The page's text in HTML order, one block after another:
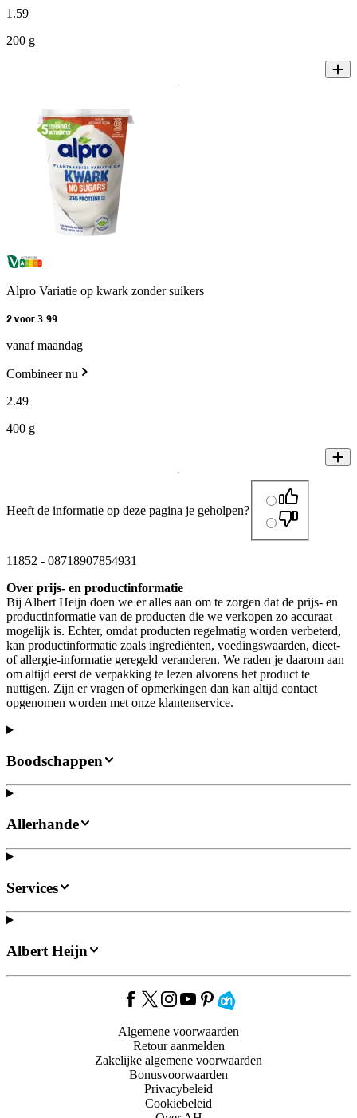
1 .59
200 g
Alpro Variatie op kwark zonder suikers
2 voor 3.99
vanaf maandag
Combineer nu
2.49
400 g
Heeft de informatie op deze pagina je geholpen?
11852 - 08718907854931
Over prijs- en productinformatie
Bij Albert Heijn doen we er alles aan om te zorgen dat de prijs- en
productinformatie van de producten die we verkopen zo accuraat
mogelijk is. Echter, omdat producten regelmatig worden verbeterd,
kan productinformatie zoals ingrediënten, voedingswaarden, dieet-
of allergie-informatie geregeld veranderen. We raden je daarom aan
om altijd eerst de verpakking te lezen alvorens het product te
nuttigen. Zijn er vragen of opmerkingen dan kan altijd contact
opgenomen worden met onze klantenservice.
Boodschappen
Allerhande
Services
Albert Heijn
Algemene voorwaarden
Retour aanmelden
Zakelijke algemene voorwaarden
Bonusvoorwaarden
Privacybeleid
Cookiebeleid